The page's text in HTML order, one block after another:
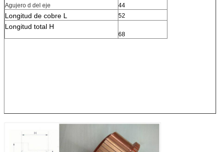
Agujero d del eje 44
Longitud de cobre L 52
Longitud total H
68